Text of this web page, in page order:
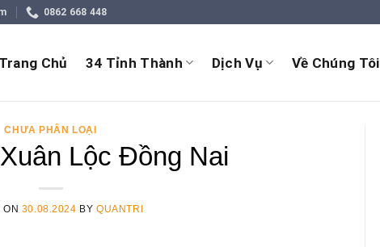
0862 668 448
Trang Chủ 34 Tỉnh Thành Dịch Vụ Về Chúng Tôi
CHƯA PHÂN LOẠI
Lộc Đồng Nai
ON 30.08.2024 BYQUANTRI